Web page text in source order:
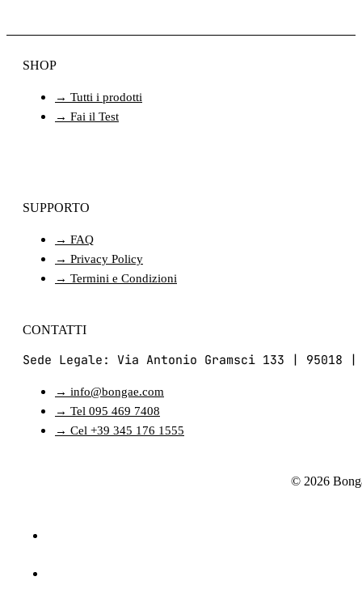
SHOP
→ Tutti i prodotti
→ Fai il Test
SUPPORTO
→ FAQ
→ Privacy Policy
→ Termini e Condizioni
CONTATTI
Sede Legale: Via Antonio Gramsci 133 | 95018
→ info@bongae.com
→ Tel 095 469 7408
→ Cel +39 345 176 1555
© 2026